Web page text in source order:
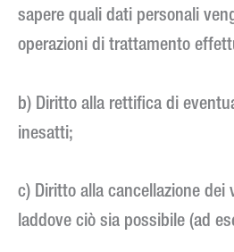
sapere quali dati personali
operazioni di trattamento
b) Diritto alla rettifica di
inesatti;
c) Diritto alla cancellazione dei
laddove ciò sia possibile (ad